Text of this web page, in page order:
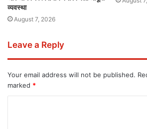
व्यवस्था
August 7, 2026
Leave a Reply
Your email address will not be published.
marked *